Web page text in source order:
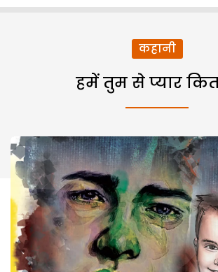
कहानी
हमें तुम से प्यार